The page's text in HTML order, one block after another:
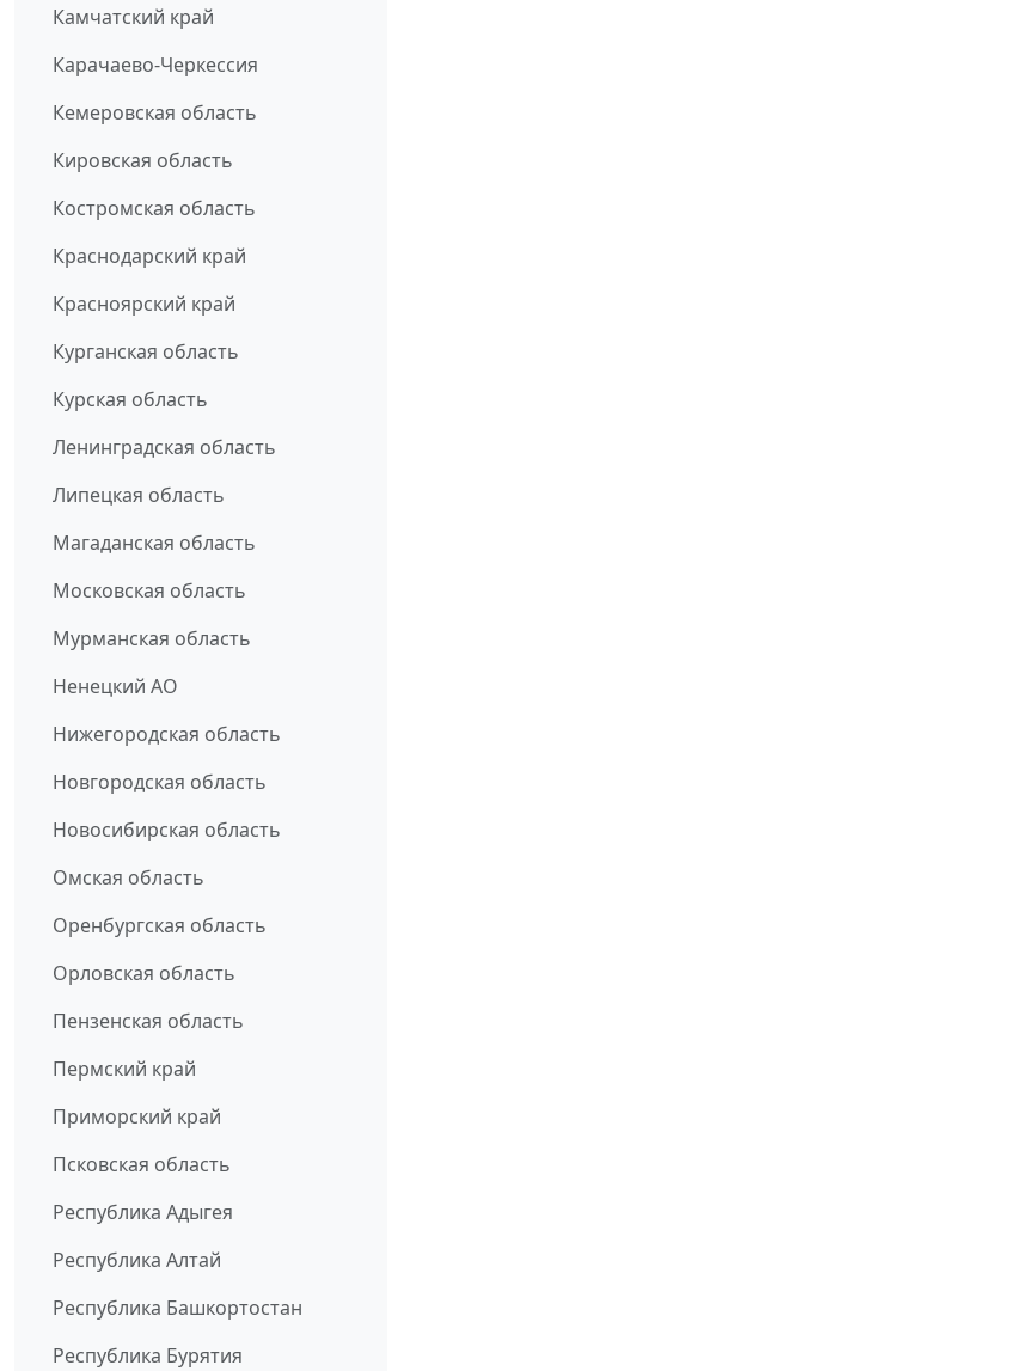
Камчатский край
Карачаево-Черкессия
Кемеровская область
Кировская область
Костромская область
Краснодарский край
Красноярский край
Курганская область
Курская область
Ленинградская область
Липецкая область
Магаданская область
Московская область
Мурманская область
Ненецкий АО
Нижегородская область
Новгородская область
Новосибирская область
Омская область
Оренбургская область
Орловская область
Пензенская область
Пермский край
Приморский край
Псковская область
Республика Адыгея
Республика Алтай
Республика Башкортостан
Республика Бурятия